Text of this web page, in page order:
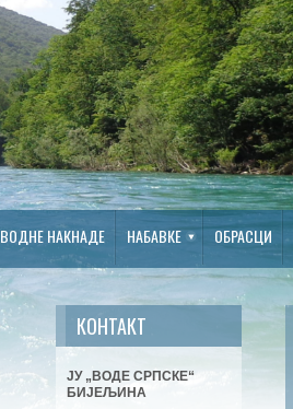
ВОДНЕ НАКНАДЕ НАБАВКЕ ОБРАСЦИ
КОНТАКТ
ЈУ „ВОДЕ СРПСКЕ“
БИЈЕЉИНА